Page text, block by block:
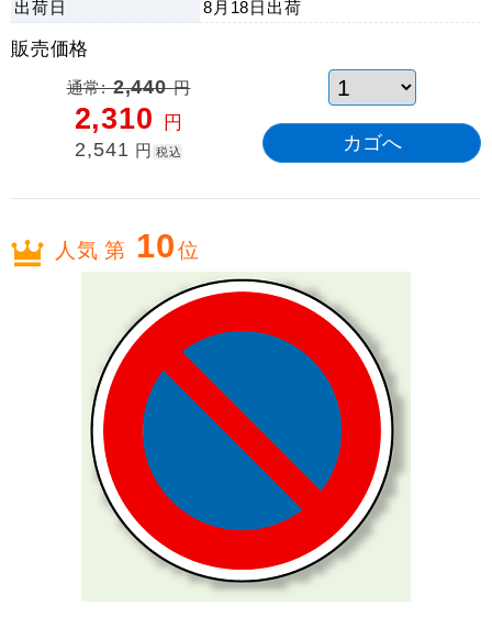
出荷日 8月18日 出荷
販売価格
通常:2,440円
2,310 円
2,541 円 税込
人気 第 10位